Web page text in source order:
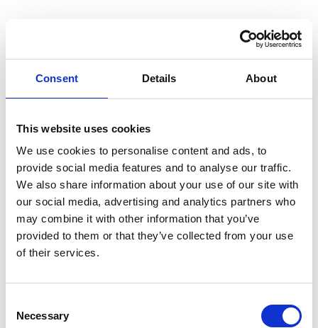
Consent Details About
This website uses cookies
We use cookies to personalise content and ads, to
provide social media features and to analyse our traffic.
We also share information about your use of our site with
our social media, advertising and analytics partners who
may combine it with other information that you’ve
provided to them or that they’ve collected from your use
of their services.
Selection
Necessary
Behandlingsalternativ för
ögoninflammation
underliggande orsaken. Modern medicin erbjuder flera
snabbt.
Viral ögoninflammation
Kallt omslag för lindring